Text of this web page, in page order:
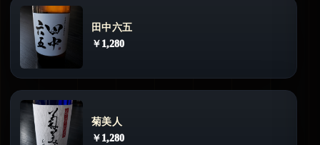
田中六五
￥1,280
菊美人
￥1,280